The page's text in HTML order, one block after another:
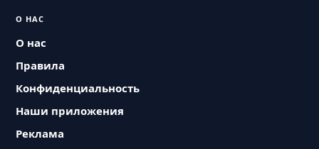
О НАС
О нас
Правила
Конфиденциальность
Наши приложения
Реклама